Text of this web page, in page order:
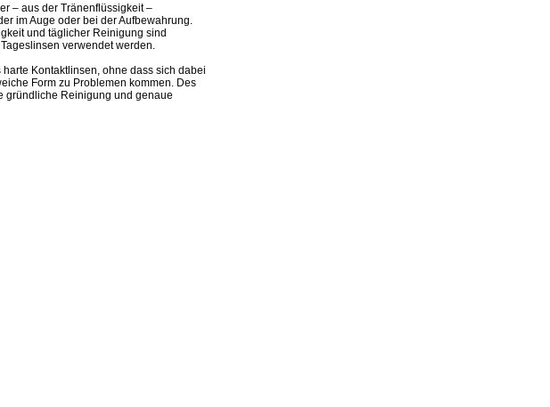
– aus der Tränenflüssigkeit –
im Auge oder bei der Aufbewahrung.
und täglicher Reinigung sind
verwendet werden.
Kontaktlinsen, ohne dass sich dabei
Form zu Problemen kommen. Des
gründliche Reinigung und genaue